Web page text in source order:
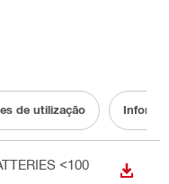
de utilização
<100